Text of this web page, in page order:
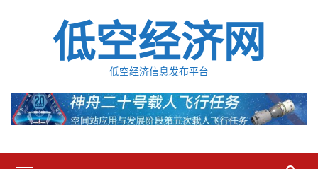
低空经济网
低空经济信息发布平台